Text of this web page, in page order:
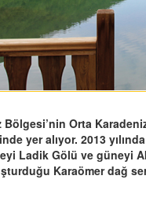
Orta
yer alıyor. 2013
Ladik Gölü ve güneyi
Karaömer dağ